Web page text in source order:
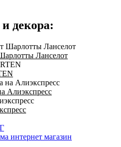
декора:
Ланселот
Алиэкспресс
интернет магазин